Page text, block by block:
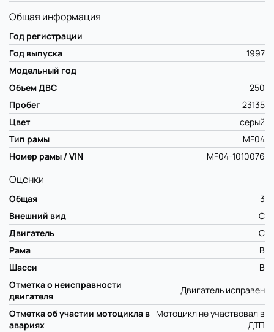
Общая информация
Год регистрации
Год выпуска
1997
Модельный год
Объем ДВС
250
Пробег
23135
Цвет
серый
Тип рамы
MF04
Номер рамы / VIN
MF04-1010076
Оценки
Общая
3
Внешний вид
C
Двигатель
C
Рама
B
Шасси
B
Отметка о неисправности
двигателя
Двигатель исправен
Отметка об участии мотоцикла в
авариях
Мотоцикл не участвовал в
ДТП